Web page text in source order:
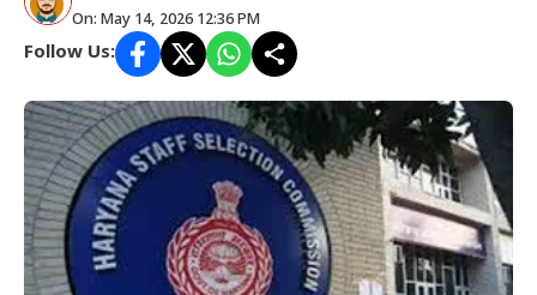
On: May 14, 2026 12:36 PM
Follow Us: